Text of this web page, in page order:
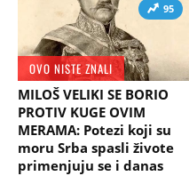
95
OVO NISTE ZNALI
MILOŠ VELIKI SE BORIO
PROTIV KUGE OVIM
MERAMA: Potezi koji su
moru Srba spasli živote
primenjuju se i danas